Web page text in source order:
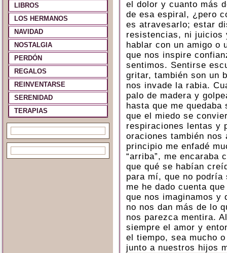
LIBROS
LOS HERMANOS
NAVIDAD
NOSTALGIA
PERDÓN
REGALOS
REINVENTARSE
SERENIDAD
TERAPIAS
el dolor y cuanto más
de esa espiral, ¿pero
es atravesarlo; estar
resistencias, ni juicios
hablar con un amigo o
que nos inspire
sentimos. Sentirse
gritar, también son un
nos invade la rabia.
palo de madera y
hasta que me
que el miedo se
respiraciones lentas y
oraciones también nos
principio me enfadé
“arriba”, me encaraba
que qué se habían
para mí, que no
me he dado cuenta
que nos imaginamos y
no nos dan más de lo
nos parezca mentira.
siempre el amor y
el tiempo, sea mucho
junto a nuestros hijos